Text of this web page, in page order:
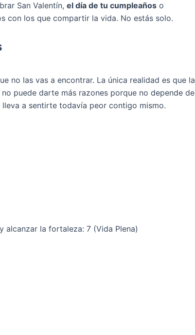
San Valentín, el día de tu cumpleaños o
con los que compartir la vida. No estás solo.
no las vas a encontrar. La única realidad es que la
puede darte más razones porque no depende de
lleva a sentirte todavía peor contigo mismo.
la fortaleza: 7 (Vida Plena)